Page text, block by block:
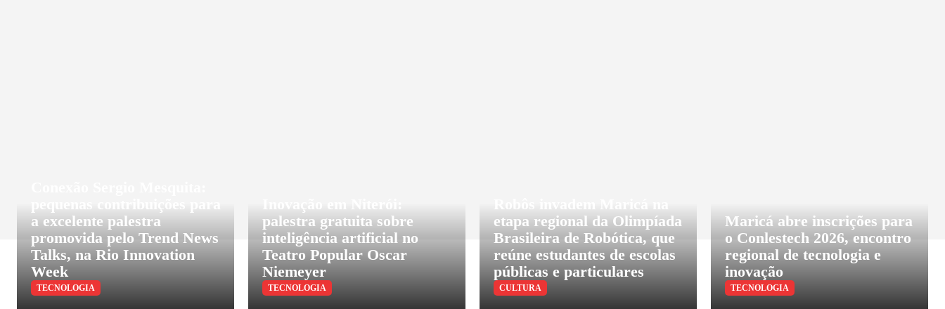
a excelente palestra
promovida pelo Trend News
Talks, na Rio Innovation
Week
TECNOLOGIA
palestra gratuita sobre
inteligência artificial no
Teatro Popular Oscar
Niemeyer
TECNOLOGIA
etapa regional da Olimpíada
Brasileira de Robótica, que
reúne estudantes de escolas
públicas e particulares
CULTURA
Maricá abre inscrições para
o Conlestech 2026, encontro
regional de tecnologia e
inovação
TECNOLOGIA